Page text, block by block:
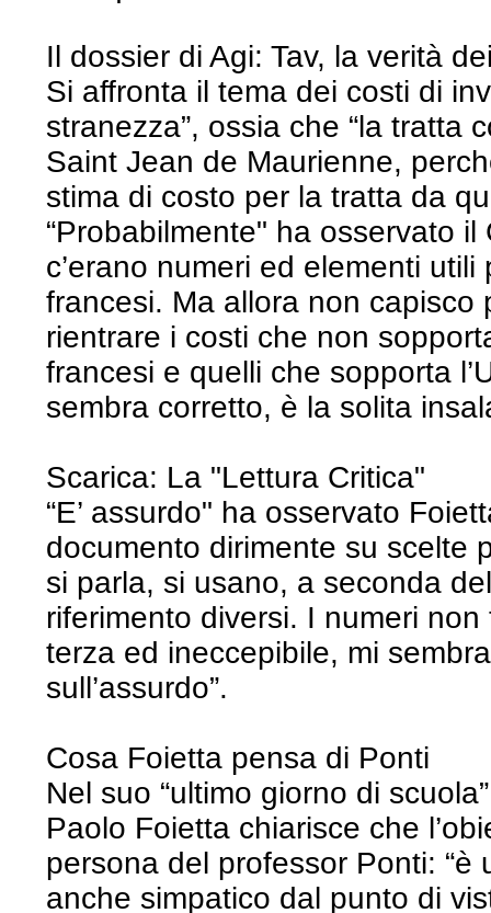
Il dossier di Agi: Tav, la verità
Si affronta il tema dei costi di
stranezza”, ossia che “la tratta
Saint Jean de Maurienne,
stima di costo per la tratta da
“Probabilmente" ha osservato
c’erano numeri ed elementi
francesi. Ma allora non
rientrare i costi che non
francesi e quelli che sopporta
sembra corretto, è la solita
Scarica: La "Lettura Critica"
“E’ assurdo" ha osservato
documento dirimente su scelte
si parla, si usano, a seconda
riferimento diversi. I numeri
terza ed ineccepibile, mi
sull’assurdo”.
Cosa Foietta pensa di Ponti
Nel suo “ultimo giorno di
Paolo Foietta chiarisce che
persona del professor Ponti:
anche simpatico dal punto di